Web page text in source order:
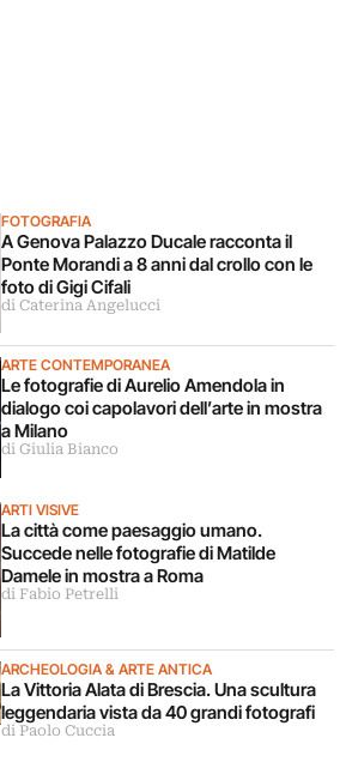
FOTOGRAFIA
A Genova Palazzo Ducale racconta il
Ponte Morandi a 8 anni dal crollo con le
foto di Gigi Cifali
di Caterina Angelucci
ARTE CONTEMPORANEA
Le fotografie di Aurelio Amendola in
dialogo coi capolavori dell’arte in mostra
a Milano
di Giulia Bianco
ARTI VISIVE
La città come paesaggio umano.
Succede nelle fotografie di Matilde
Damele in mostra a Roma
di Fabio Petrelli
ARCHEOLOGIA & ARTE ANTICA
La Vittoria Alata di Brescia. Una scultura
leggendaria vista da 40 grandi fotografi
di Paolo Cuccia